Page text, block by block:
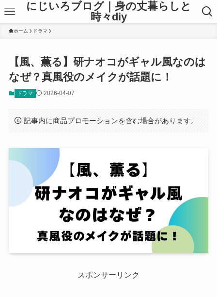
にじいろブログ｜身の丈暮らしと
時々diy
ホーム ドラマ
【風、薫る】研ナオコがギャル風なのは
なぜ？真風役のメイクが話題に！
ドラマ 2026-04-07
記事内に商品プロモーションを含む場合があります。
スポンサーリンク